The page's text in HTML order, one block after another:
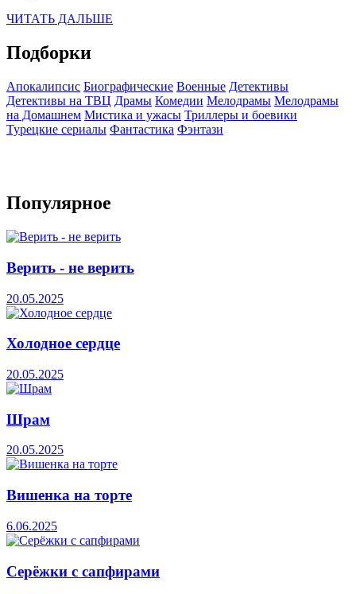
ЧИТАТЬ ДАЛЬШЕ
Подборки
Апокалипсис Биографические Военные Детективы
Детективы на ТВЦ Драмы Комедии Мелодрамы Мелодрамы
на Домашнем Мистика и ужасы Триллеры и боевики
Турецкие сериалы Фантастика Фэнтази
Популярное
Верить - не верить
20.05.2025
Холодное сердце
20.05.2025
Шрам
20.05.2025
Вишенка на торте
6.06.2025
Серёжки с сапфирами